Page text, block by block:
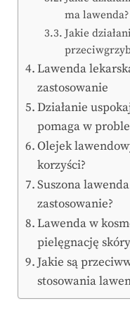
ma lawenda?
Jakie
Lawenda
zastosowanie
Działanie
pomaga w
Olejek
korzyści?
Suszona
zastosowanie?
Lawenda w
pielęgnację
Jakie są
stosowania